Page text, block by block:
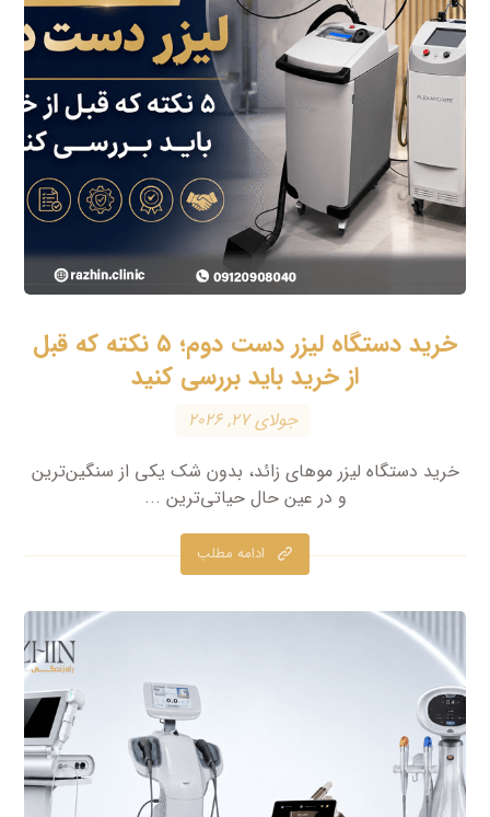
خرید دستگاه لیزر دست دوم؛ ۵ نکته که قبل
از خرید باید بررسی کنید
جولای ۲۷, ۲۰۲۶
خرید دستگاه لیزر موهای زائد، بدون شک یکی از سنگین‌ترین
و در عین حال حیاتی‌ترین ...
ادامه مطلب